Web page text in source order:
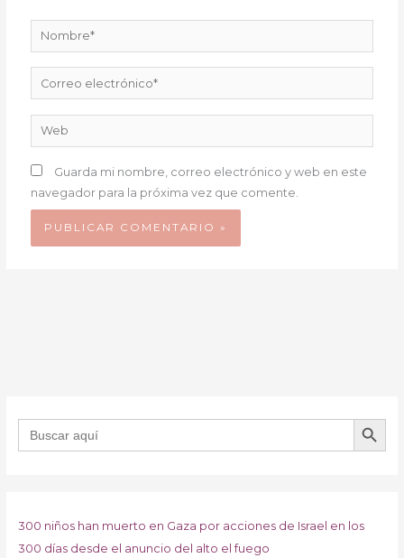
Nombre*
Correo
electrónico*
Web
Guarda mi nombre, correo electrónico y web en este
navegador para la próxima vez que comente.
Buscar: BOTÓN DE
300 niños han muerto en Gaza por acciones de Israel en los
300 días desde el anuncio del alto el fuego